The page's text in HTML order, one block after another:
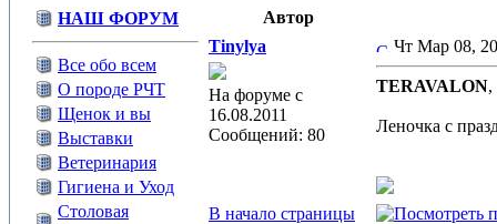
НАШ ФОРУМ
Все обо всем
О породе РЧТ
Щенок и вы
Выставки
Ветеринария
Гигиена и Уход
Столовая
Автор
Tinylya
На форуме с
16.08.2011
Сообщений: 80
Чт Мар 08,
TERAVALON,
Леночка с
В начало страницы